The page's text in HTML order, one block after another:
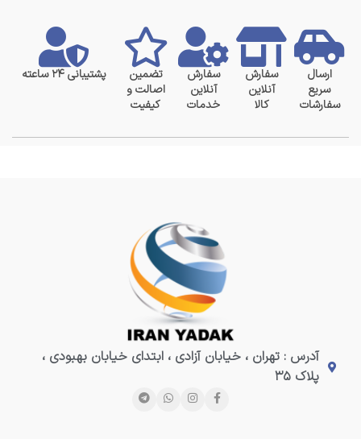
ارسال
سریع
سفارشات
سفارش
آنلاین
کالا
سفارش
آنلاین
خدمات
تضمین
اصالت و
کیفیت
پشتیبانی ۲۴ ساعته
آدرس : تهران ، خیابان آزادی ، ابتدای خیابان بهبودی ،
پلاک ۳۵